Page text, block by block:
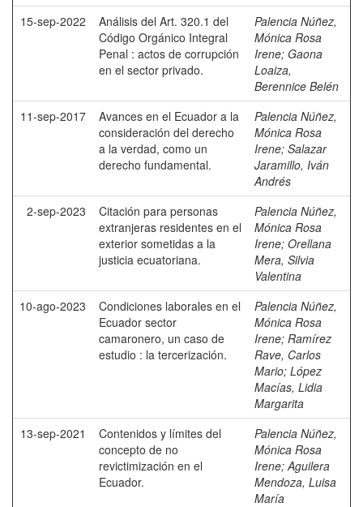
15-sep-2022
Análisis del Art. 320.1 del
Código Orgánico Integral
Penal : actos de corrupción
en el sector privado.
Palencia Núñez,
Mónica Rosa
Irene; Gaona
Loaiza,
Berennice Belén
11-sep-2017
Avances en el Ecuador a la
consideración del derecho
a la verdad, como un
derecho fundamental.
Palencia Núñez,
Mónica Rosa
Irene; Salazar
Jaramillo, Iván
Andrés
2-sep-2023
Citación para personas
extranjeras residentes en el
exterior sometidas a la
justicia ecuatoriana.
Palencia Núñez,
Mónica Rosa
Irene; Orellana
Mera, Silvia
Valentina
10-ago-2023
Condiciones laborales en el
Ecuador sector
camaronero, un caso de
estudio : la tercerización.
Palencia Núñez,
Mónica Rosa
Irene; Ramírez
Rave, Carlos
Mario; López
Macías, Lidia
Margarita
13-sep-2021
Contenidos y límites del
concepto de no
revictimización en el
Ecuador.
Palencia Núñez,
Mónica Rosa
Irene;Aguilera
Mendoza, Luisa
María